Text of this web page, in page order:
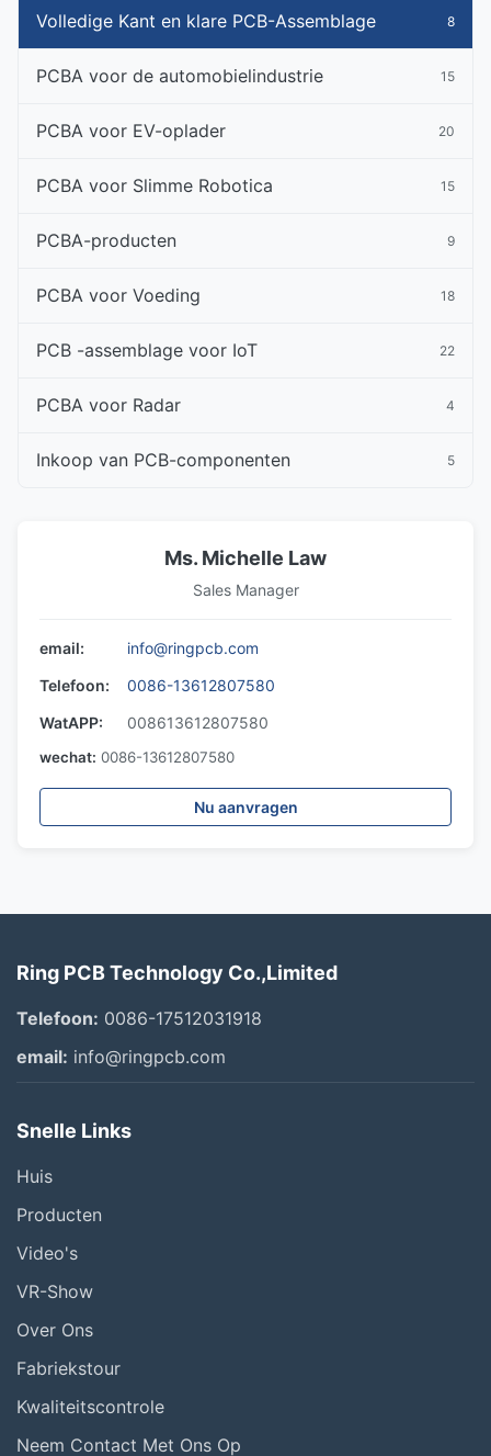
Volledige Kant en klare PCB-Assemblage 8
PCBA voor de automobielindustrie 15
PCBA voor EV-oplader 20
PCBA voor Slimme Robotica 15
PCBA-producten 9
PCBA voor Voeding 18
PCB -assemblage voor IoT 22
PCBA voor Radar 4
Inkoop van PCB-componenten 5
Ms. Michelle Law
Sales Manager
email:
info@ringpcb.com
Telefoon:
0086-13612807580
WatAPP:
008613612807580
wechat: 0086-13612807580
Nu aanvragen
Ring PCB Technology Co.,Limited
Telefoon: 0086-17512031918
email: info@ringpcb.com
Snelle Links
Huis
Producten
Video's
VR-Show
Over Ons
Fabriekstour
Kwaliteitscontrole
Neem Contact Met Ons Op